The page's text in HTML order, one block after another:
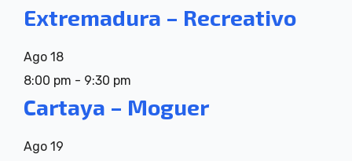
Extremadura – Recreativo
Ago 18
8:00 pm - 9:30 pm
Cartaya – Moguer
Ago 19